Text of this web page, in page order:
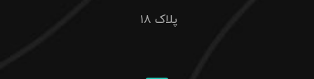
INFO@ODUNCHOOB.IR